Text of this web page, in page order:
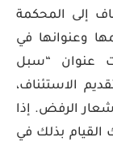
إلى المحكمة
وعنوانها في
عنوان “سبل
الاستئناف،
الرفض. إذا
القيام بذلك في